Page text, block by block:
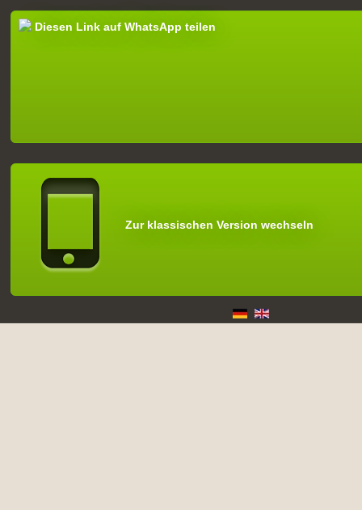
Diesen Link auf WhatsApp teilen
Zur klassischen Version wechseln